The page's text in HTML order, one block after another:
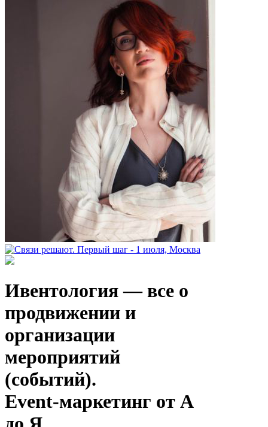
Ивентология — все о
продвижении и
организации
мероприятий
(событий).
Event-маркетинг от А